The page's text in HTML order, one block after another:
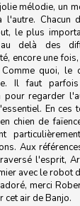
mélodie, un
l'autre. Chacun
le plus
delà des
encore une
quoi, le
Il faut
pour regarder
En ces
chien de
Aux
l'esprit,
avec le robot
merci
cet air de Banjo.